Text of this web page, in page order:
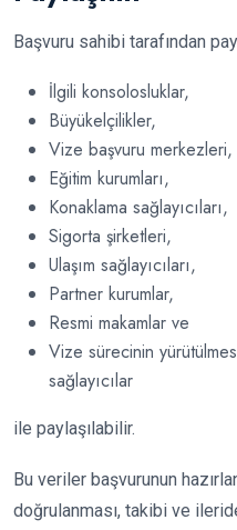
Başvuru sahibi tarafından
İlgili konsolosluklar,
Büyükelçilikler,
Vize başvuru merkezleri,
Eğitim kurumları,
Konaklama sağlayıcıları,
Sigorta şirketleri,
Ulaşım sağlayıcıları,
Partner kurumlar,
Resmi makamlar ve
Vize sürecinin
sağlayıcılar
ile paylaşılabilir.
Bu veriler başvurunun
doğrulanması, takibi ve